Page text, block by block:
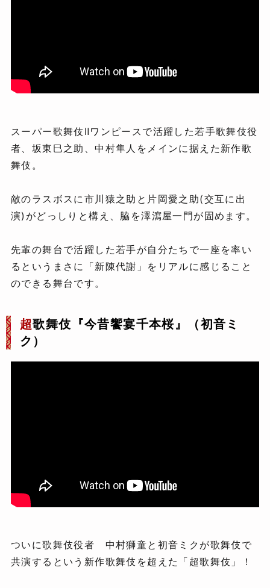
スーパー歌舞伎Ⅱワンピースで活躍した若手歌舞伎役
者、坂東巳之助、中村隼人をメインに据えた新作歌
舞伎。
敵のラスボスに市川猿之助と片岡愛之助(交互に出
演)がどっしりと構え、脇を澤瀉屋一門が固めます。
先輩の舞台で活躍した若手が自分たちで一座を率い
るというまさに「新陳代謝」をリアルに感じること
のできる舞台です。
超歌舞伎『今昔饗宴千本桜』（初音ミ
ク）
ついに歌舞伎役者 中村獅童と初音ミクが歌舞伎で
共演するという新作歌舞伎を超えた「超歌舞伎」！